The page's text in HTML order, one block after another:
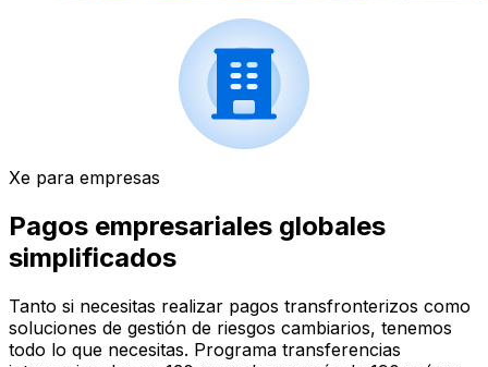
Xe para empresas
Pagos empresariales globales
simplificados
Tanto si necesitas realizar pagos transfronterizos como
soluciones de gestión de riesgos cambiarios, tenemos
todo lo que necesitas. Programa transferencias